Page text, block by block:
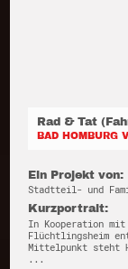
Rad & Tat
BAD HOMBURG
Ein Projekt von:
Stadtteil- und
Kurzportrait:
In Kooperation mit
Flüchtlingsheim
Mittelpunkt steht
...